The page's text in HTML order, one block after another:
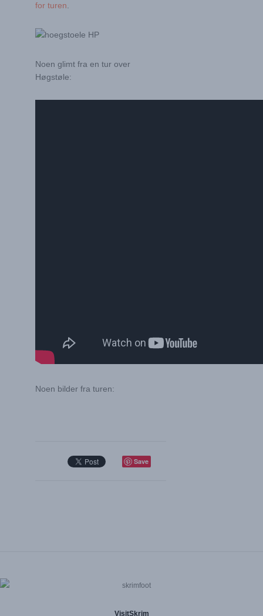
for turen
Noen glimt fra en tur over
Høgstøle:
Noen bilder fra turen:
Save
VisitSkrim